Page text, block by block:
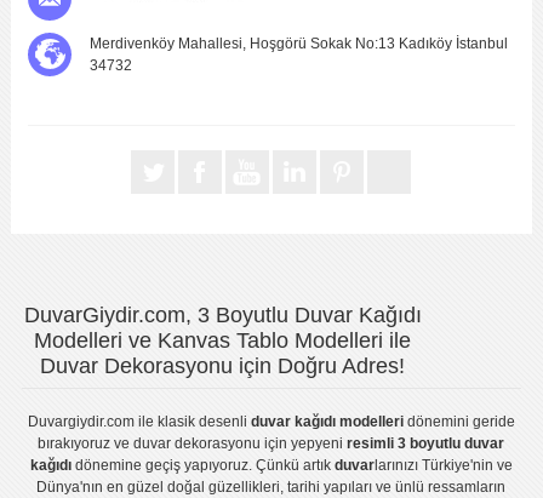
Merdivenköy Mahallesi, Hoşgörü Sokak No:13 Kadıköy İstanbul
34732
DuvarGiydir.com, 3 Boyutlu Duvar Kağıdı
Modelleri ve Kanvas Tablo Modelleri ile
Duvar Dekorasyonu için Doğru Adres!
Duvargiydir.comile klasik desenli duvar kağıdı modelleridönemini geride
bırakıyoruz veduvar dekorasyonu için yepyeniresimli 3 boyutlu duvar
kağıdıdönemine geçiş yapıyoruz. Çünkü artık duvarlarınızı Türkiye'nin ve
Dünya'nın en güzel doğal güzellikleri, tarihi yapıları ve ünlü ressamların